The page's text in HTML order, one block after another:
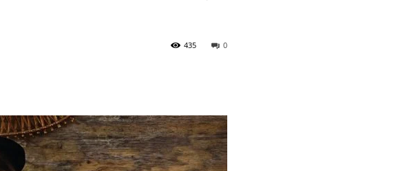
0
435